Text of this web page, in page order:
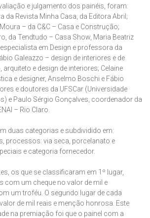
e julgamento dos painéis, foram:
da Revista Minha Casa, da Editora Abril;
– da C&C – Casa e Construção;
da Tendtudo – Casa Show, Maria Beatriz
em Design e professora da
Galeazzo – design de interiores e de
e design de interiores; Celaine
e designer, Anselmo Boschi e Fábio
e doutores da UFSCar (Universidade
e Paulo Sérgio Gonçalves, coordenador da
– Rio Claro.
duas categorias e subdividido em:
processos: via seca, porcelanato e
e categoria fornecedor.
os que se classificaram em 1º lugar,
com um cheque no valor de mil e
um troféu. O segundo lugar de cada
de mil reais e menção honrosa. Este
na premiação foi que o painel com a